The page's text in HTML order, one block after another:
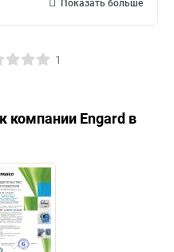
Показать больше
1
компании Engard в